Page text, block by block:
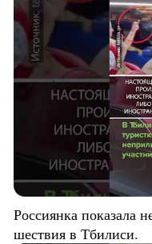
Россиянка показала
шествия в Тбилиси.